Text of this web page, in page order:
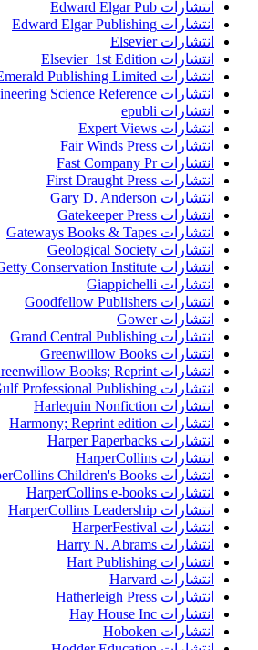
انتشارات Edward Elgar Pub
انتشارات Edward Elgar Publishing
انتشارات Elsevier
انتشارات Elsevier 1st Edition
انتشارات Emerald Publishing Limited
انتشارات Engineering Science Reference
انتشارات epubli
انتشارات Expert Views
انتشارات Fair Winds Press
انتشارات Fast Company Pr
انتشارات First Draught Press
انتشارات Gary D. Anderson
انتشارات Gatekeeper Press
انتشارات Gateways Books & Tapes
انتشارات Geological Society
انتشارات Getty Conservation Institute
انتشارات Giappichelli
انتشارات Goodfellow Publishers
انتشارات Gower
انتشارات Grand Central Publishing
انتشارات Greenwillow Books
انتشارات Greenwillow Books; Reprint
انتشارات Gulf Professional Publishing
انتشارات Harlequin Nonfiction
انتشارات Harmony; Reprint edition
انتشارات Harper Paperbacks
انتشارات HarperCollins
انتشارات HarperCollins Children's Books
انتشارات HarperCollins e-books
انتشارات HarperCollins Leadership
انتشارات HarperFestival
انتشارات Harry N. Abrams
انتشارات Hart Publishing
انتشارات Harvard
انتشارات Hatherleigh Press
انتشارات Hay House Inc
انتشارات Hoboken